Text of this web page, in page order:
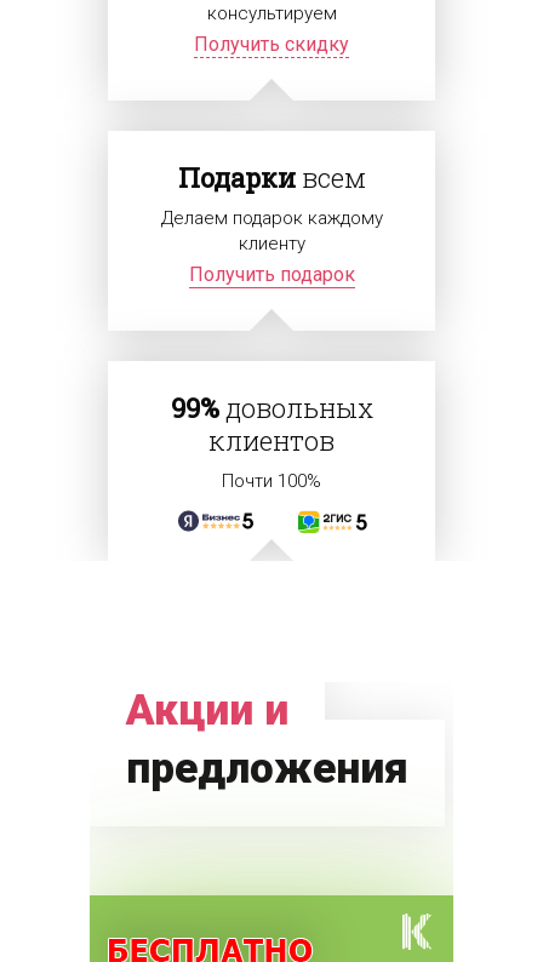
консультируем
Получить скидку
Подаркивсем
Делаем подарок каждому
клиенту
Получить подарок
99%довольных
клиентов
Почти 100%
Акции и
предложения